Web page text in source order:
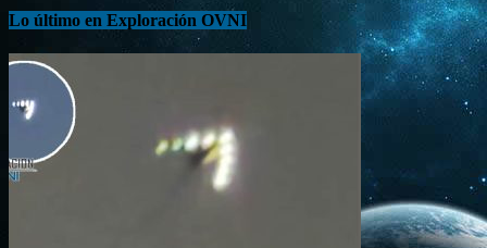
Lo último en Exploración OVNI